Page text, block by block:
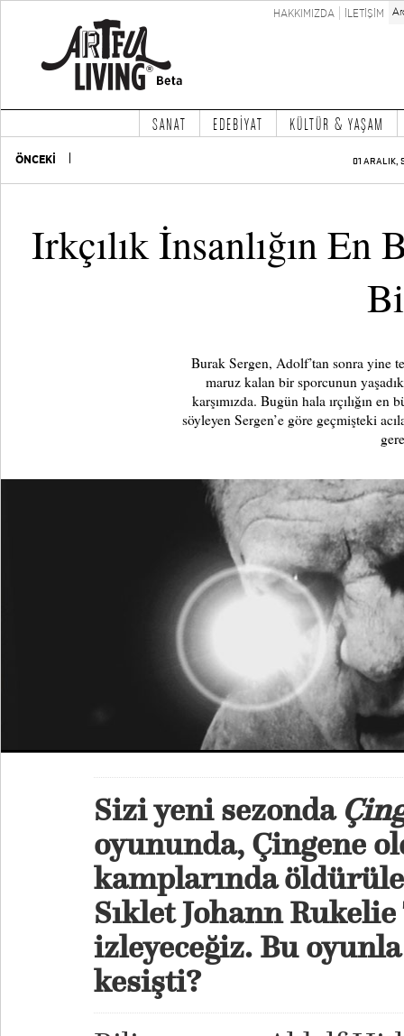
HAKKIMIZDA İLETİŞİM
SANAT EDEBİYAT KÜLTÜR & YAŞAM
ÖNCEKİ 01 ARALIK,
Irkçılık İnsanlığın
Burak Sergen, Adolf’tan sonra yine
maruz kalan bir sporcunun
karşımızda. Bugün hala ırçılığın
söyleyen Sergen’e göre geçmişteki
Sizi yeni sezonda
oyununda, Çingene
kamplarında
Sıklet Johann
izleyeceğiz. Bu
kesişti?